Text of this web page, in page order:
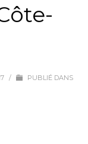
/ PUBLIÉ DANS